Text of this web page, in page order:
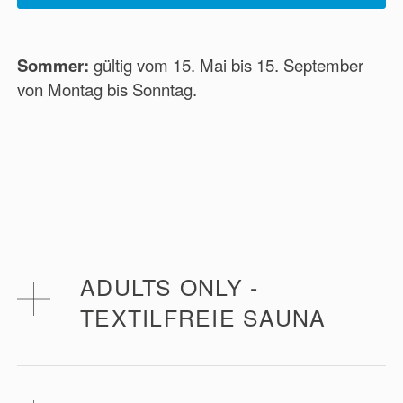
Sommer: gültig vom 15. Mai bis 15. September
von Montag bis Sonntag.
ADULTS ONLY -
TEXTILFREIE SAUNA